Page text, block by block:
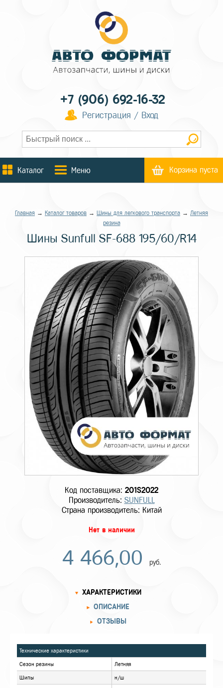
+7 (906) 692-16-32
Регистрация / Вход
Каталог Меню Корзина пуста
Главная → Каталог товаров → Шины для легкового транспорта → Летняя
резина
Шины Sunfull SF-688 195/60/R14
Код поставщика: 201S2022
Производитель: SUNFULL
Страна производитель: Китай
Нет в наличии
4 466,00 руб.
ОПИСАНИЕ
ОТЗЫВЫ